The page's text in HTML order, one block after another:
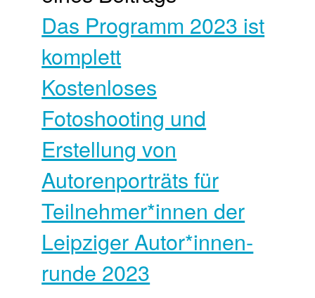
Das Programm 2023 ist
komplett
Kostenloses
Fotoshooting und
Erstellung von
Autorenporträts für
Teilnehmer*innen der
Leipziger Autor*innen­
runde 2023